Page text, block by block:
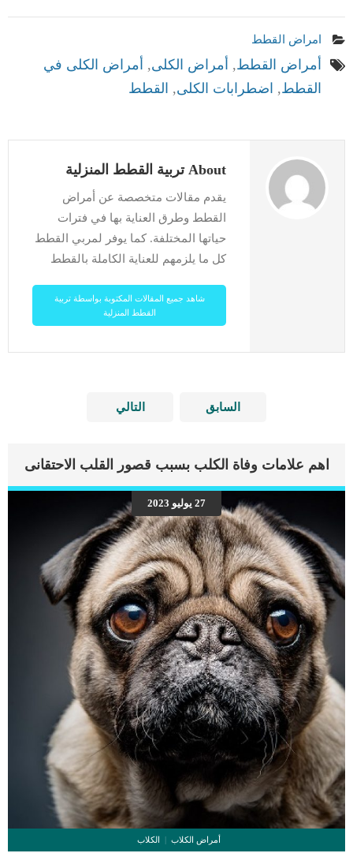
امراض القطط
أمراض القطط, أمراض الكلى, أمراض الكلى في
القطط, اضطرابات الكلى, القطط
About تربية القطط المنزلية
يقدم مقالات متخصصة عن أمراض
القطط وطرق العناية بها في فترات
حياتها المختلفة. كما يوفر لمربي القطط
كل ما يلزمهم للعناية الكاملة بالقطط
شاهد جميع المقالات المكتوبة بواسطة تربية
القطط المنزلية
السابق التالي
اهم علامات وفاة الكلب بسبب قصور القلب الاحتقانى
27 يوليو 2023
أمراض الكلاب الكلاب